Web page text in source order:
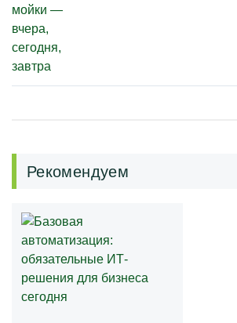
Рекомендуем